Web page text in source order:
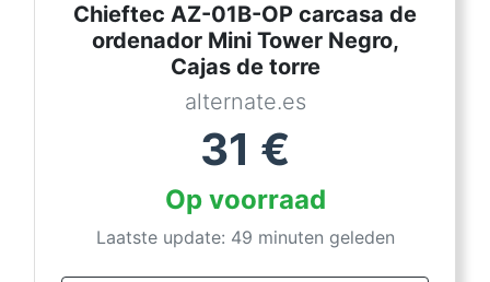
Chieftec AZ-01B-OP carcasa de
ordenador Mini Tower Negro,
Cajas de torre
alternate.es
31 €
Op voorraad
Laatste update: 49 minuten geleden